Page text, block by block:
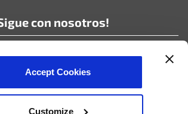
Accept Cookies
Customize
con nosotros!